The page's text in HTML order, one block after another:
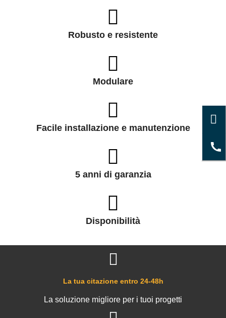
Robusto e resistente
Modulare
Facile installazione e manutenzione
5 anni di garanzia
Disponibilità
La tua citazione entro 24-48h
La soluzione migliore per i tuoi progetti